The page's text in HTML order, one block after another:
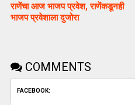
राणेंचा आज भाजप प्रवेश, राणेंकडूनही
भाजप प्रवेशाला दुजोरा
COMMENTS
FACEBOOK: